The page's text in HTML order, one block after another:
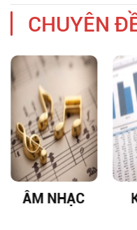
CHUYÊN
ÂM NHẠC